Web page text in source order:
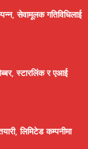
सेवामूलक गतिविधिलाई
स्टारलिंक र एआई
लिमिटेड कम्पनीमा